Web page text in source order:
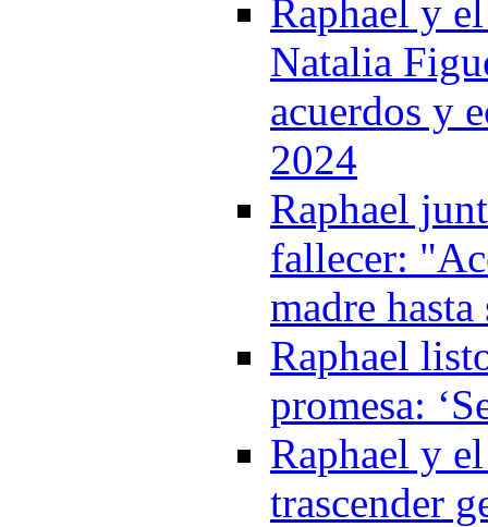
Raphael y
Natalia
acuerdos y
2024
Raphael
fallecer:
madre
Raphael
promesa:
Raphael y
trascender